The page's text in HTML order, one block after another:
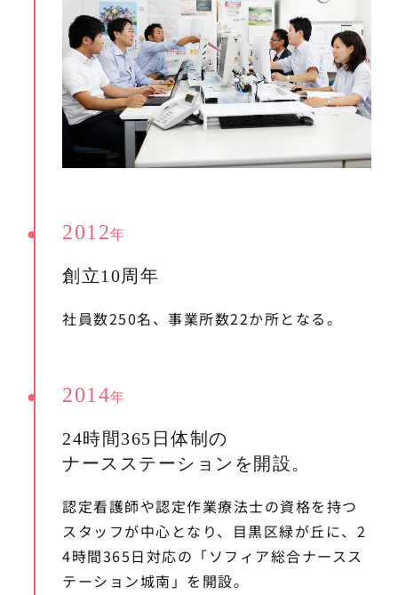
2012年
創立10周年
社員数250名、事業所数22か所となる。
2014年
24時間365日体制の
ナースステーションを開設。
認定看護師や認定作業療法士の資格を持つ
スタッフが中心となり、目黒区緑が丘に、2
4時間365日対応の「ソフィア総合ナースス
テーション城南」を開設。